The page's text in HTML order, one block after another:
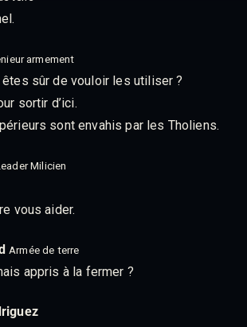
armement
sûr de vouloir les utiliser ?
sortir d’ici.
sont envahis par les Tholiens.
Milicien
vous aider.
Armée de terre
appris à la fermer ?